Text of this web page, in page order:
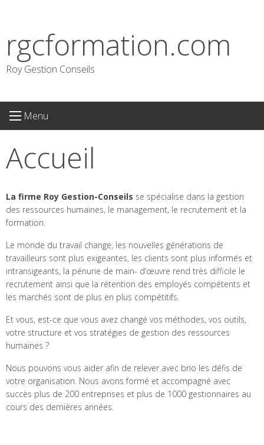
rgcformation.com
Roy Gestion Conseils
Menu
Accueil
La firme Roy Gestion-Conseils se spécialise dans la gestion
des ressources humaines, le management, le recrutement et la
formation.
Le monde du travail change, les nouvelles générations de
travailleurs sont plus exigeantes, les clients sont plus informés et
intransigeants, la pénurie de main- d’œuvre rend très difficile le
recrutement ainsi que la rétention des employés compétents et
les marchés sont de plus en plus compétitifs.
Et vous, est-ce que vous avez changé vos méthodes, vos outils,
votre structure et vos stratégies de gestion des ressources
humaines ?
Nous pouvons vous aider afin de relever avec brio les défis de
votre organisation. Nous avons formé et accompagné avec
succès plus de 200 entreprises et plus de 1000 gestionnaires au
cours des dernières années.